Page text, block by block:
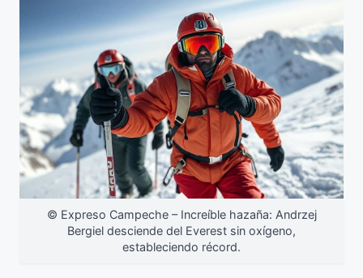
© Expreso Campeche – Increíble hazaña: Andrzej
Bergiel desciende del Everest sin oxígeno,
estableciendo récord.